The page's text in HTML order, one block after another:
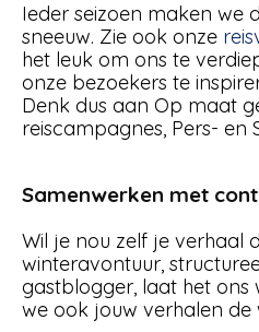
Ieder seizoen maken we
sneeuw. Zie ook onze
het leuk om ons te
onze bezoekers te
Denk dus aan Op maat
reiscampagnes, Pers- en
Samenwerken met
Wil je nou zelf je verhaal
winteravontuur,
gastblogger, laat het ons
we ook jouw verhalen de